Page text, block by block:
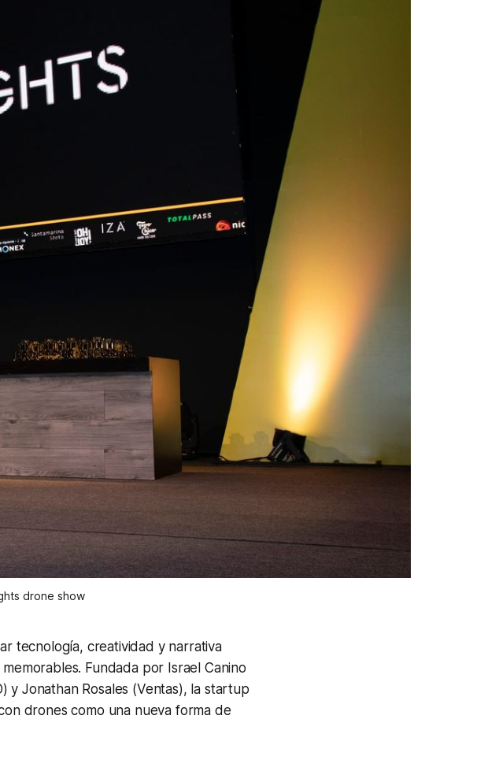
drone show
tecnología, creatividad y narrativa
Fundada por Israel Canino
y Jonathan Rosales (Ventas), la startup
drones como una nueva forma de